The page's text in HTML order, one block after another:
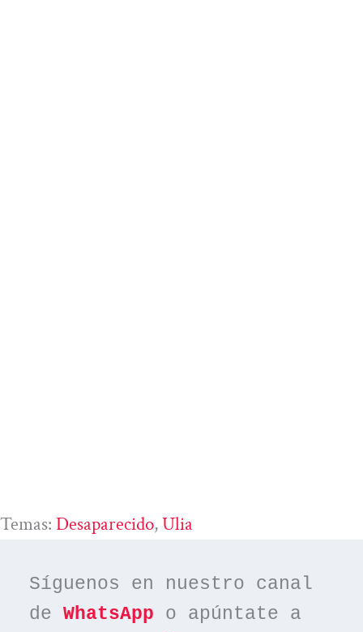
Temas: Desaparecido, Ulia
Síguenos en nuestro canal
de WhatsApp o apúntate a